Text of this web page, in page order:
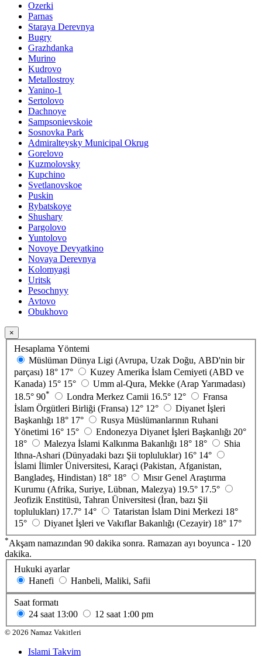
Ozerki
Parnas
Staraya Derevnya
Bugry
Grazhdanka
Murino
Kudrovo
Metallostroy
Yanino-1
Sertolovo
Dachnoye
Sampsonievskoie
Sosnovka Park
Admiralteysky Municipal Okrug
Gorelovo
Kuzmolovsky
Kupchino
Svetlanovskoe
Puskin
Rybatskoye
Shushary
Pargolovo
Yuntolovo
Novoye Devyatkino
Novaya Derevnya
Kolomyagi
Uritsk
Pesochnyy
Avtovo
Obukhovo
×
Hesaplama Yöntemi
Müslüman Dünya Ligi (Avrupa, Uzak Doğu, ABD'nin bir
parçası) 18° 17°
Kuzey Amerika İslam Cemiyeti (ABD ve
Kanada) 15° 15°
Umm al-Qura, Mekke (Arap Yarımadası)
18.5° 90* Londra Merkez Camii 16.5° 12°
Fransa
İslam Örgütleri Birliği (Fransa) 12° 12°
Diyanet İşleri
Başkanlığı 18° 17°
Rusya Müslümanlarının Ruhani
Yönetimi 16° 15° Endonezya Diyanet İşleri Başkanlığı 20°
18°
Malezya İslami Kalkınma Bakanlığı 18° 18°
Shia
Ithna-Ashari (Dünyadaki bazı Şii topluluklar) 16° 14°
İslami İlimler Üniversitesi, Karaçi (Pakistan, Afganistan,
Bangladeş, Hindistan) 18° 18°
Mısır Genel Araştırma
Kurumu (Afrika, Suriye, Lübnan, Malezya) 19.5° 17.5°
Jeofizik Enstitüsü, Tahran Üniversitesi (İran, bazı Şii
toplulukları) 17.7° 14° Tataristan İslam Dini Merkezi 18°
15°
Diyanet İşleri ve Vakıflar Bakanlığı (Cezayir) 18° 17°
*Akşam namazından 90 dakika sonra. Ramazan ayı boyunca - 120
dakika.
Hukuki ayarlar
Hanefi
Hanbeli, Maliki, Safii
Saat formatı
24 saat 13:00 12 saat 1:00 pm
© 2026 Namaz Vakitleri
Islami Takvim